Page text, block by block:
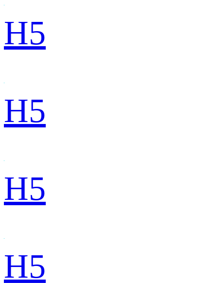
H5
H5
H5
H5